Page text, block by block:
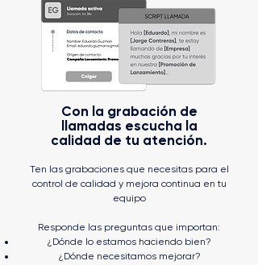
Con la grabación de
llamadas escucha la
calidad de tu atención.
Ten las grabaciones que necesitas para el
control de calidad y mejora continua en tu
equipo
Responde las preguntas que importan:
¿Dónde lo estamos haciendo bien?
¿Dónde necesitamos mejorar?